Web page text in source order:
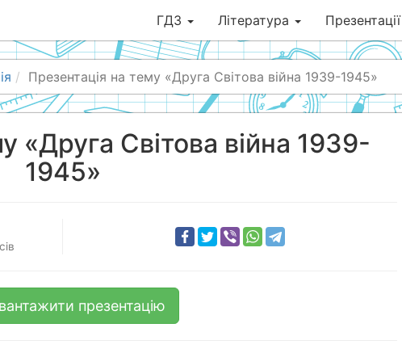
ГДЗ Література Презентації
Презентація на тему «Друга Світова війна 1939-1945»
«Друга Світова війна 1939-
1945»
презентацію